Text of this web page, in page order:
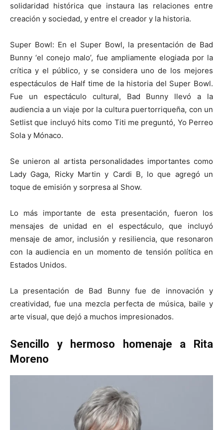
solidaridad histórica que instaura las relaciones entre
creación y sociedad, y entre el creador y la historia.
Super Bowl: En el Super Bowl, la presentación de Bad
Bunny ‘el conejo malo’, fue ampliamente elogiada por la
crítica y el público, y se considera uno de los mejores
espectáculos de Half time de la historia del Super Bowl.
Fue un espectáculo cultural, Bad Bunny llevó a la
audiencia a un viaje por la cultura puertorriqueña, con un
Setlist que incluyó hits como Titi me preguntó, Yo Perreo
Sola y Mónaco.
Se unieron al artista personalidades importantes como
Lady Gaga, Ricky Martin y Cardi B, lo que agregó un
toque de emisión y sorpresa al Show.
Lo más importante de esta presentación, fueron los
mensajes de unidad en el espectáculo, que incluyó
mensaje de amor, inclusión y resiliencia, que resonaron
con la audiencia en un momento de tensión política en
Estados Unidos.
La presentación de Bad Bunny fue de innovación y
creatividad, fue una mezcla perfecta de música, baile y
arte visual, que dejó a muchos impresionados.
Sencillo y hermoso homenaje a Rita
Moreno